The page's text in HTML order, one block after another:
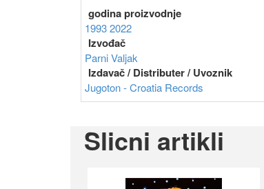
godina proizvodnje
19932022
Izvođač
Parni Valjak
Izdavač / Distributer / Uvoznik
Jugoton - Croatia Records
Slicni artikli